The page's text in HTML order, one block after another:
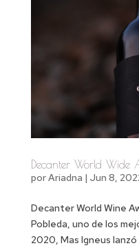
Decanter World Wide
porAriadna | Jun 8,
Decanter World Wine
Pobleda, uno de los
2020, Mas Igneus